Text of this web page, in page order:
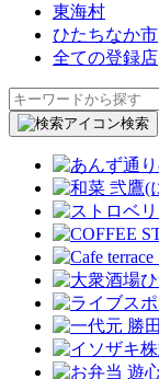
東海村
ひたちなか市
全ての登録店
検
索:
検索